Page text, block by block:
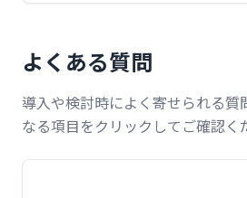
よくある質問
導入や検討時によく寄せられる質
なる項目をクリックしてご確認く